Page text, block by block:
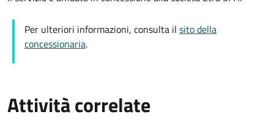
Per ulteriori informazioni, consulta il sito della
concessionaria.
Attività correlate